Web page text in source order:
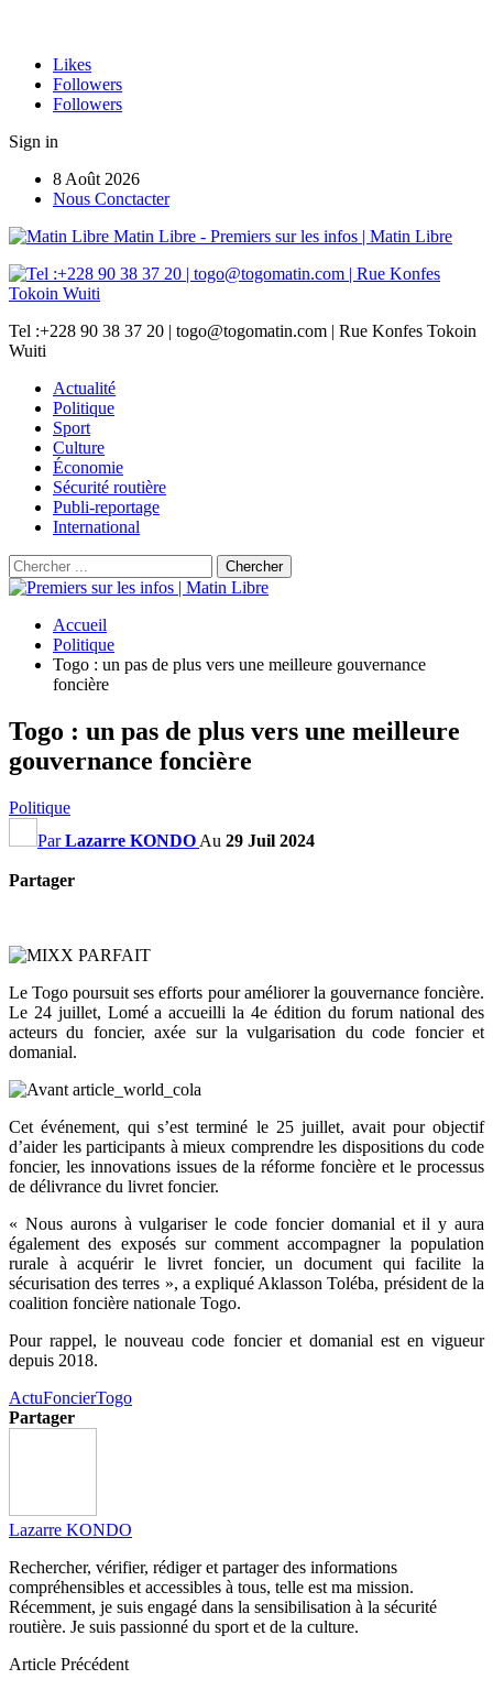
Likes
Followers
Followers
Sign in
8 Août 2026
Nous Conctacter
Matin Libre - Premiers sur les infos | Matin Libre
Tel :+228 90 38 37 20 | togo@togomatin.com | Rue Konfes Tokoin
Wuiti
Actualité
Politique
Sport
Culture
Économie
Sécurité routière
Publi-reportage
International
Accueil
Politique
Togo : un pas de plus vers une meilleure gouvernance
foncière
Togo : un pas de plus vers une meilleure
gouvernance foncière
Politique
ParLazarre KONDO Au 29 Juil 2024
Partager
Le Togo poursuit ses efforts pour améliorer la gouvernance foncière.
Le 24 juillet, Lomé a accueilli la 4e édition du forum national des
acteurs du foncier, axée sur la vulgarisation du code foncier et
domanial.
Cet événement, qui s’est terminé le 25 juillet, avait pour objectif
d’aider les participants à mieux comprendre les dispositions du code
foncier, les innovations issues de la réforme foncière et le processus
de délivrance du livret foncier.
« Nous aurons à vulgariser le code foncier domanial et il y aura
également des exposés sur comment accompagner la population
rurale à acquérir le livret foncier, un document qui facilite la
sécurisation des terres », a expliqué Aklasson Toléba, président de la
coalition foncière nationale Togo.
Pour rappel, le nouveau code foncier et domanial est en vigueur
depuis 2018.
ActuFoncierTogo
Partager
Lazarre KONDO
Rechercher, vérifier, rédiger et partager des informations
compréhensibles et accessibles à tous, telle est ma mission.
Récemment, je suis engagé dans la sensibilisation à la sécurité
routière. Je suis passionné du sport et de la culture.
Article Précédent